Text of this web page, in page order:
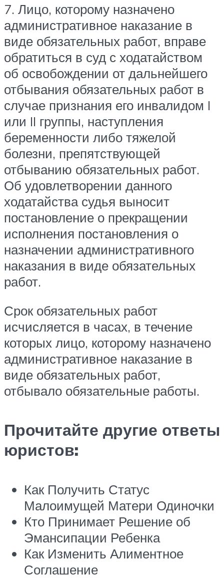
7. Лицо, которому назначено
административное наказание в
виде обязательных работ, вправе
обратиться в суд с ходатайством
об освобождении от дальнейшего
отбывания обязательных работ в
случае признания его инвалидом I
или II группы, наступления
беременности либо тяжелой
болезни, препятствующей
отбыванию обязательных работ.
Об удовлетворении данного
ходатайства судья выносит
постановление о прекращении
исполнения постановления о
назначении административного
наказания в виде обязательных
работ.
Срок обязательных работ
исчисляется в часах, в течение
которых лицо, которому назначено
административное наказание в
виде обязательных работ,
отбывало обязательные работы.
Прочитайте другие ответы
юристов:
Как Получить Статус
Малоимущей Матери Одиночки
Кто Принимает Решение об
Эмансипации Ребенка
Как Изменить Алиментное
Соглашение